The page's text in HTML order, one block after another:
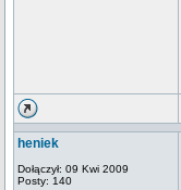
heniek
Dołączył: 09 Kwi 2009
Posty: 140